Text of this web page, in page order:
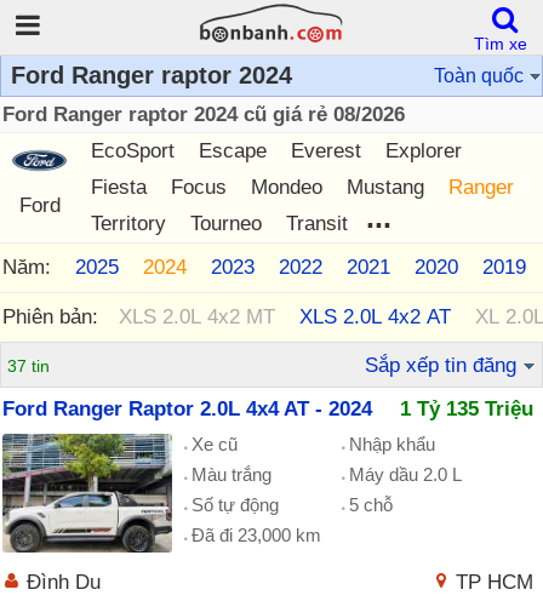
Ford Ranger raptor 2024 Toàn quốc
Ford Ranger raptor 2024 cũ giá rẻ 08/2026
Ford
EcoSport Escape Everest
Explorer
Fiesta
Focus Mondeo Mustang
Ranger
Territory
Tourneo Transit ...
Năm:
2026 2025 2024 2023 2022 2021 2020 2019
Phiên bản: XLS 2.0L 4x2 MT XLS 2.0L 4x2 AT XL
37 tin
Sắp xếp tin đăng
Ford Ranger Raptor 2.0L 4x4 AT - 2024
1 Tỷ 135 Triệu
Xe cũ
Nhập khẩu
Màu trắng
Máy dầu 2.0 L
Số tự động
5 chỗ
Đã đi 23,000 km
TP HCM
Đình Du
Tìm xe